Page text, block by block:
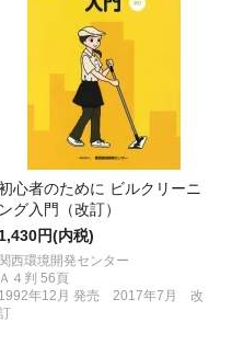
心者のために ビルクリーニ
ング入門（改訂）
1,430円(内税)
関西環境開発センター
Ａ４判 56頁
1992年12月 発売 2017年7月 改